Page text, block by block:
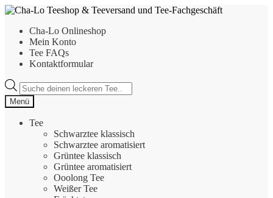
Zur
springen
Zum
springenCha-Lo Onlineshop
Mein Konto
Tee FAQs
Kontaktformular
Products
search
Menü
Tee
Schwarztee klassisch
Schwarztee aromatisiert
Grüntee klassisch
Grüntee aromatisiert
Ooolong Tee
Weißer Tee